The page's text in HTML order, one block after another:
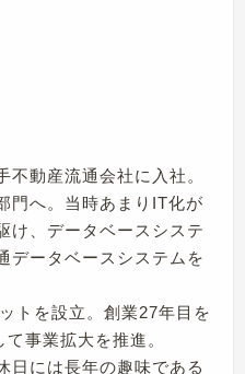
動産流通会社に入社。
門へ。当時あまりIT化が
け、データベースシステ
データベースシステムを
トを設立。創業27年目を
事業拡大を推進。
日には長年の趣味である